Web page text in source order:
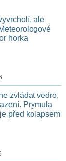
ale
horka
zvládat vedro,
Prymula
před kolapsem